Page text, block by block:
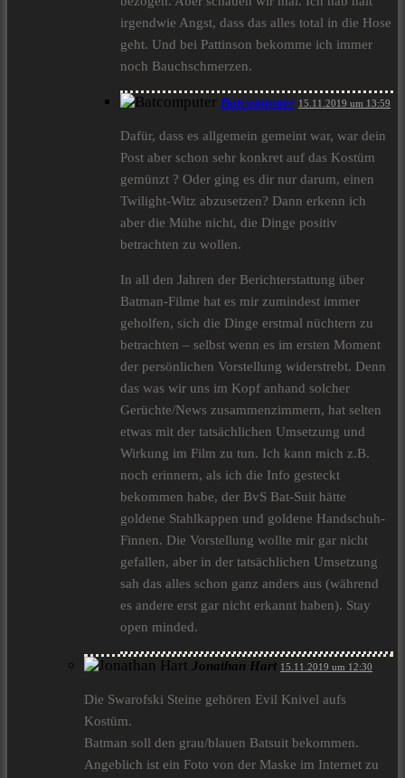
irgendwie Angst, dass das alles total in die Hose
geht. Und bei Pattinson bekomme ich immer
noch Bauchschmerzen.
Batcomputer 15.11.2019 um 13:59
Dafür, dass es allgemein gemeint war, war dein
Post aber schon sehr konkret auf das Kostüm
gemünzt ? Oder ging es dir nur darum, einen
Twilight-Witz abzusetzen? Dann erkenn ich
aber die Mühe nicht, die Dinge positiv
betrachten zu wollen.
In all den Jahren der Berichterstattung über
Batman-Filme hat es mir zumindest immer
geholfen, sich die Dinge erstmal nüchtern zu
betrachten – selbst wenn es im ersten Moment
der persönlichen Vorstellung widerstrebt. Denn
das was wir uns im Kopf anhand solcher
Gerüchte/News zusammenzimmern, hat selten
etwas mit der tatsächlichen Umsetzung und
Wirkung im Film zu tun. Ich kann mich z.B.
noch erinnern, als ich die Info gesteckt
bekommen habe, der BvS Bat-Suit hätte
goldene Stahlkappen und goldene Handschuh-
Finnen. Die Vorstellung wollte mir gar nicht
gefallen, aber in der tatsächlichen Umsetzung
sah das alles schon ganz anders aus (während
es andere erst gar nicht erkannt haben). Stay
open minded.
Jonathan Hart 15.11.2019 um 12:30
Die Swarofski Steine gehören Evil Knivel aufs
Kostüm.
Batman soll den grau/blauen Batsuit bekommen.
Angeblich ist ein Foto von der Maske im Internet zu